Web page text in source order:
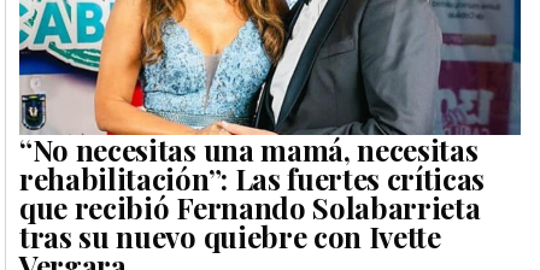
“No necesitas una mamá, necesitas
rehabilitación”: Las fuertes críticas
que recibió Fernando Solabarrieta
tras su nuevo quiebre con Ivette